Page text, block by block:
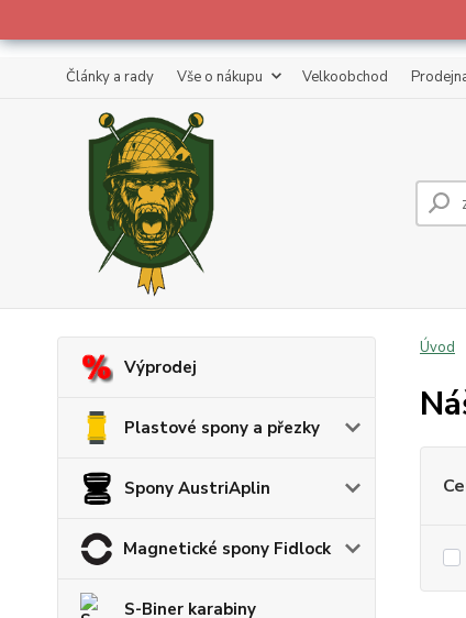
Články a rady Vše o nákupu Velkoobchod
Výprodej
Plastové spony a přezky
Spony AustriAplin
Magnetické spony Fidlock
S-Biner karabiny
Úvod